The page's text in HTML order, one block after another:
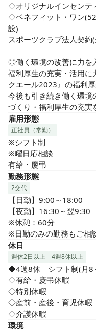
◇オリジナルインセンテ
◇ベネフィット・ワン
設)
スポーツクラブ法人契約
◎働く環境の改善に力を
福利厚生の充実・活用に
クエール2023』の福利
今後も引き続き働く環
づくり・福利厚生の充実
雇用形態
正社員（常勤）
※シフト制
※曜日応相談
有給・慶弔
勤務形態
2交代
【日勤】9:00～18:00
【夜勤】16:30～翌9:30
※休憩：60分
※日勤のみの勤務もご相
休日
週休2日以上 4週8休以上
◆4週8休　シフト制(月8
◇有給・慶弔休暇
◇特別休暇
◇産前・産後・育児休暇
◇介護休暇
環境